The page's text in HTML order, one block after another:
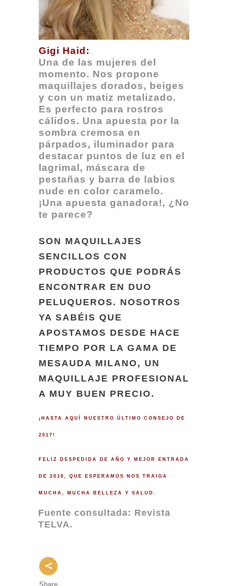
Gigi Haid:
Una de las mujeres del
momento. Nos propone
maquillajes dorados, beiges
y con un matiz metalizado.
Es perfecto para rostros
cálidos. Una apuesta por la
sombra cremosa en
párpados, iluminador para
destacar puntos de luz en el
lagrimal, máscara de
pestañas y barra de labios
nude en color caramelo.
¡Una apuesta ganadora!, ¿No
te parece?
SON MAQUILLAJES
SENCILLOS CON
PRODUCTOS QUE PODRÁS
ENCONTRAR EN DUO
PELUQUEROS. NOSOTROS
YA SABÉIS QUE
APOSTAMOS DESDE HACE
TIEMPO POR LA GAMA DE
MESAUDA MILANO, UN
MAQUILLAJE PROFESIONAL
A MUY BUEN PRECIO.
¡HASTA AQUÍ NUESTRO ÚLTIMO CONSEJO DE
2017!
FELIZ DESPEDIDA DE AÑO Y MEJOR ENTRADA
DE 2018, QUE ESPERAMOS NOS TRAIGA
MUCHA, MUCHA BELLEZA Y SALUD.
Fuente consultada: Revista
TELVA.
Share